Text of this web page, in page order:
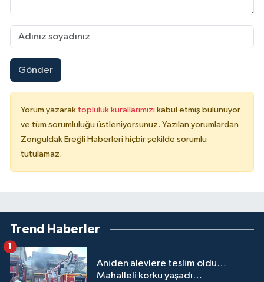
Gönder
Yorum yazarak topluluk kurallarımızı kabul etmiş bulunuyor
ve tüm sorumluluğu üstleniyorsunuz. Yazılan yorumlardan
Zonguldak Ereğli Haberleri hiçbir şekilde sorumlu
tutulamaz.
Trend Haberler
Aniden alevlere teslim oldu…
Mahalleli korku yaşadı…
1